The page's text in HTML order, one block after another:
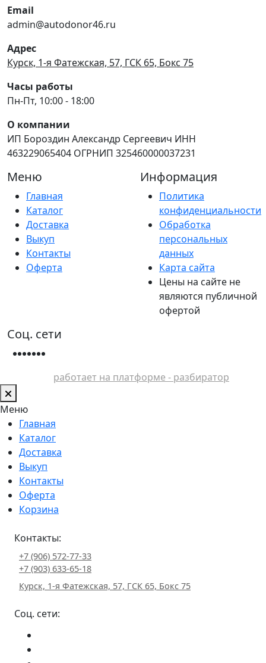
Email
admin@autodonor46.ru
Адрес
Курск, 1-я Фатежская, 57, ГСК 65, Бокс 75
Часы работы
Пн-Пт, 10:00 - 18:00
О компании
ИП Бороздин Александр Сергеевич ИНН
463229065404 ОГРНИП 325460000037231
Меню
Главная
Каталог
Доставка
Выкуп
Контакты
Оферта
Информация
Политика
конфиденциальности
Обработка
персональных
данных
Карта сайта
Цены на сайте не
являются публичной
офертой
Соц. сети
работает на платформе - разбиратор
Меню
Главная
Каталог
Доставка
Выкуп
Контакты
Оферта
Корзина
Контакты:
+7 (906) 572-77-33
+7 (903) 633-65-18
Курск, 1-я Фатежская, 57, ГСК 65, Бокс 75
Соц. сети: